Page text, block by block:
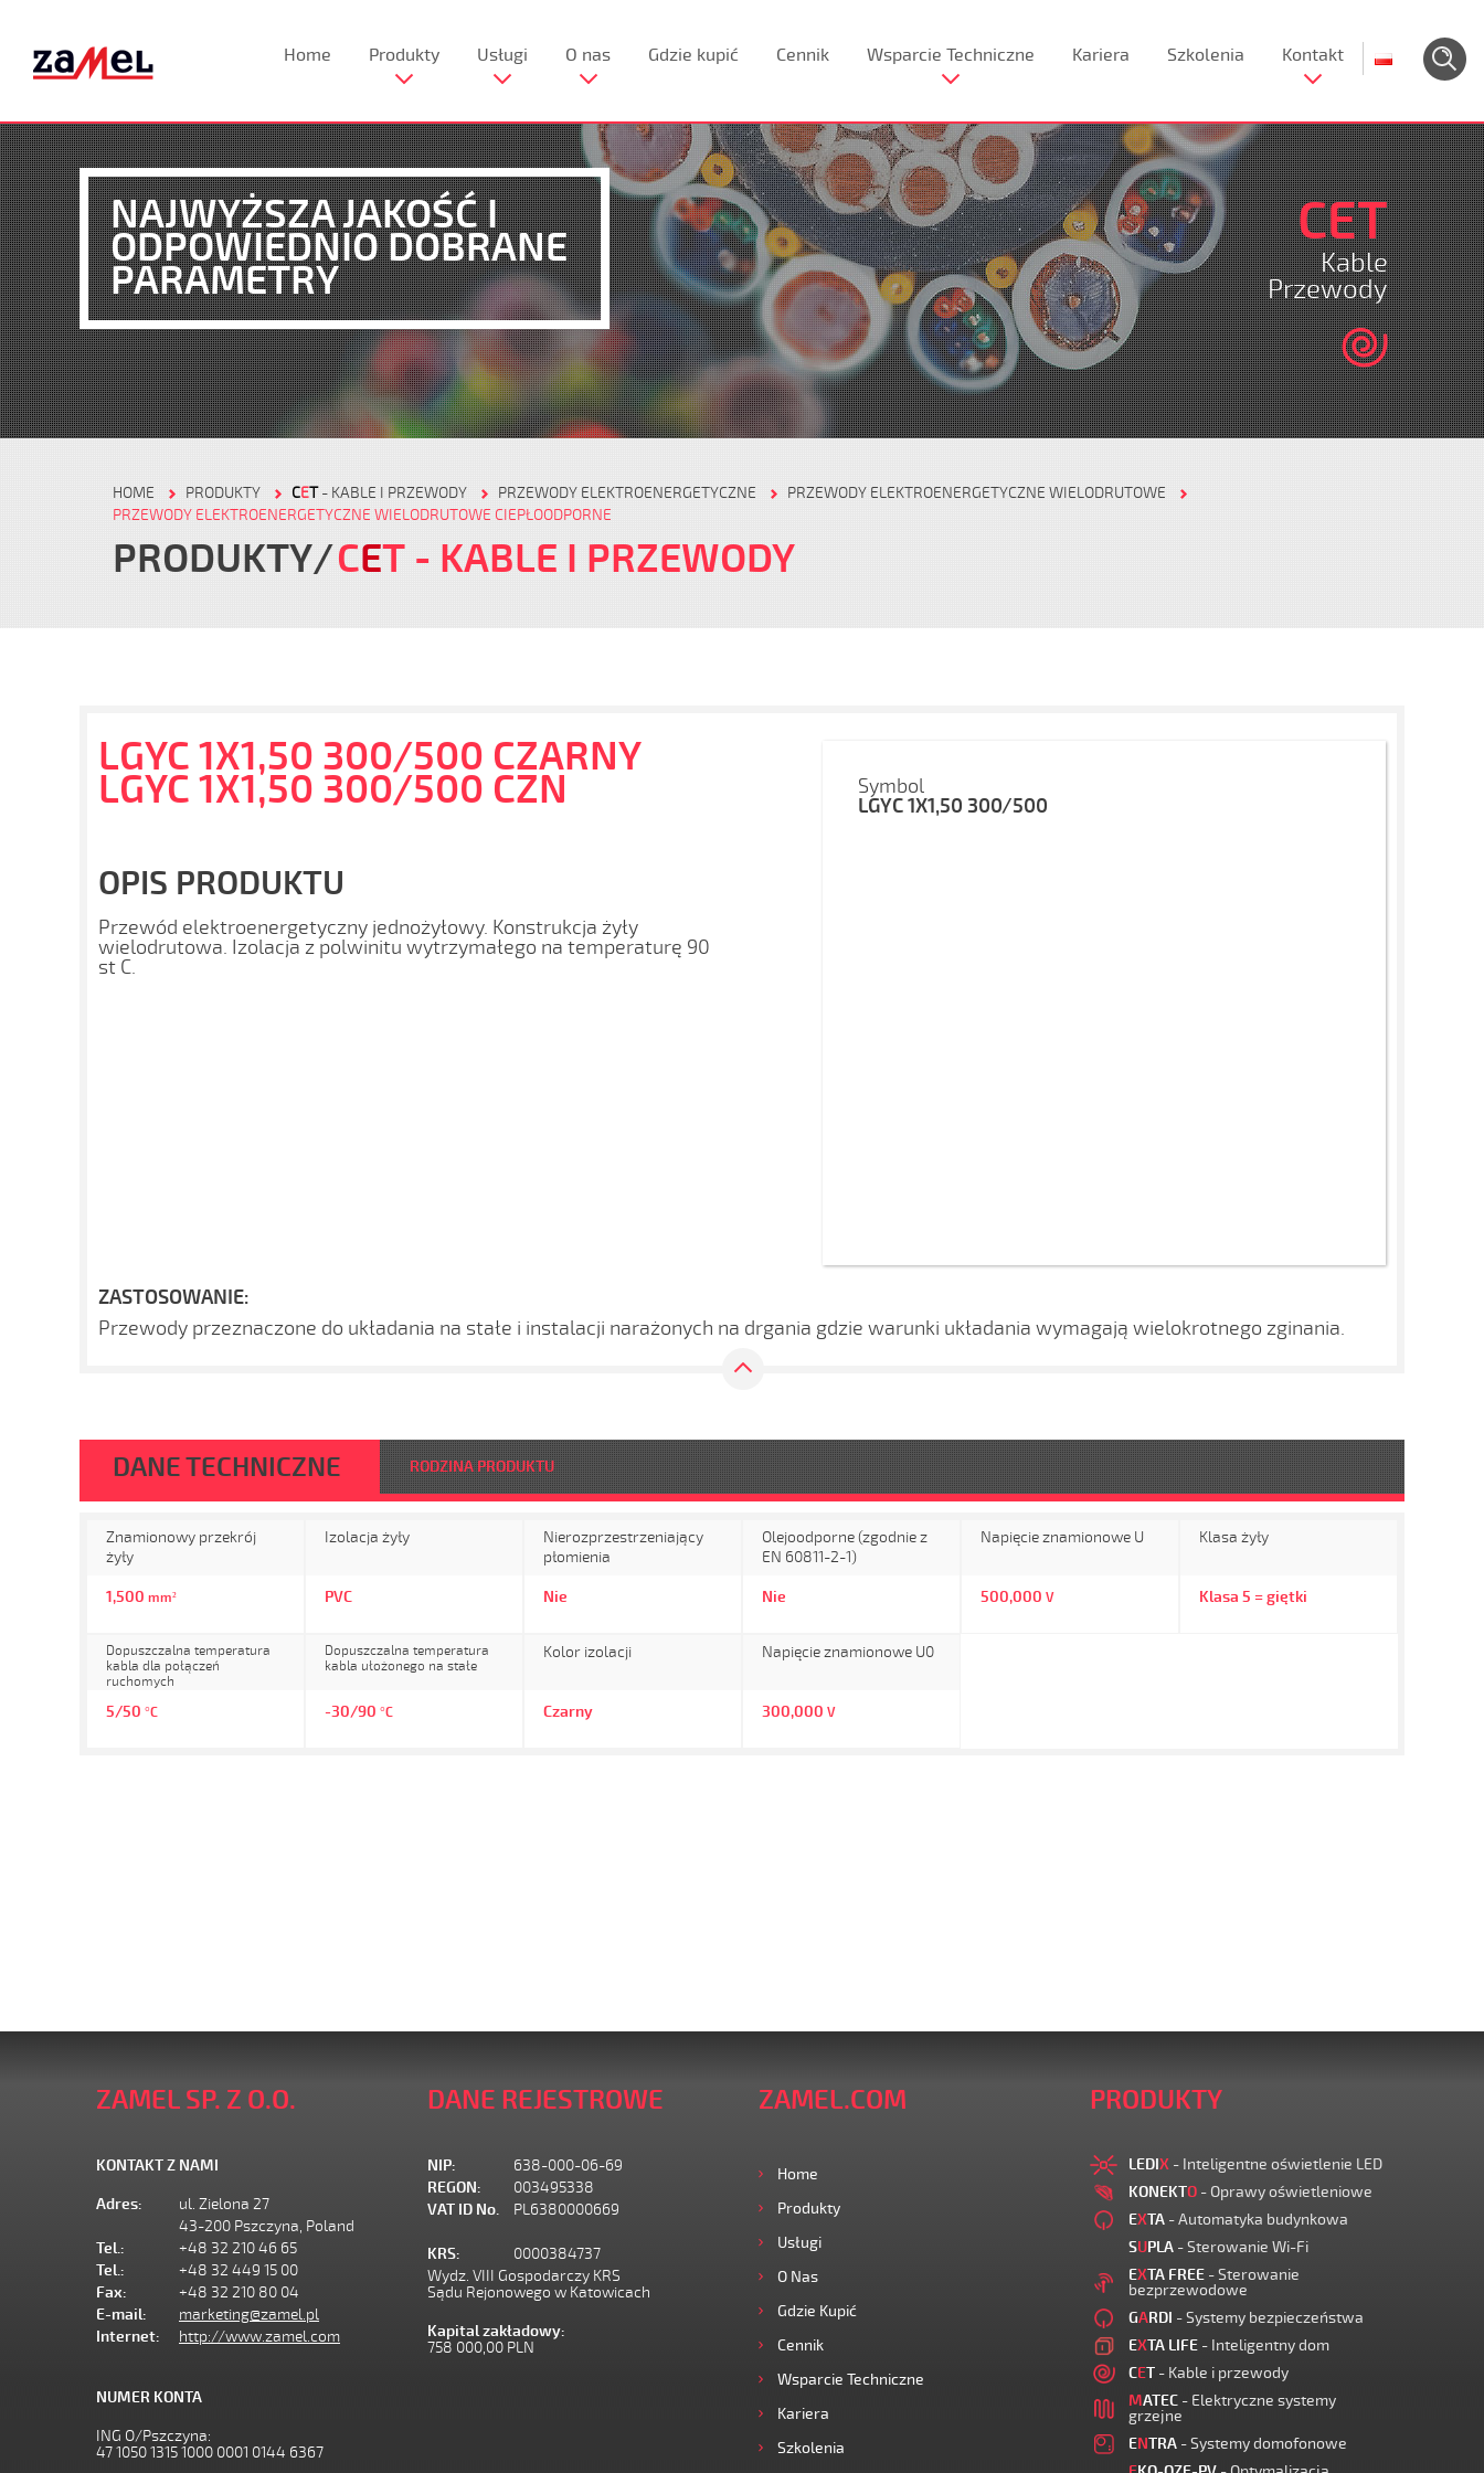
Home Produkty Usługi O nas Gdzie kupić Cennik Wsparcie Techniczne Kariera Szkolenia Kontakt
NAJWYŻSZA JAKOŚĆ I
ODPOWIEDNIO DOBRANE
PARAMETRY
CET
Kable
Przewody
HOME PRODUKTY CET- KABLE I PRZEWODY PRZEWODY ELEKTROENERGETYCZNE
PRZEWODY ELEKTROENERGETYCZNE WIELODRUTOWE
PRZEWODY ELEKTROENERGETYCZNE WIELODRUTOWE CIEPŁOODPORNE
PRODUKTY CET - KABLE I PRZEWODY
LGYC 1X1,50 300/500 CZARNY
LGYC 1X1,50 300/500 CZN
OPIS PRODUKTU
Przewód elektroenergetyczny jednożyłowy. Konstrukcja żyły
wielodrutowa. Izolacja z polwinitu wytrzymałego na temperaturę 90
st C.
Symbol
LGYC 1X1,50 300/500
ZASTOSOWANIE:
Przewody przeznaczone do układania na stałe i instalacji narażonych na drgania gdzie warunki układania wymagają wielokrotnego zginania.
DANE TECHNICZNE RODZINA PRODUKTU
Znamionowy przekrój
żyły
1,500 mm²
Izolacja żyły
PVC
Nierozprzestrzeniający
płomienia
Nie
Olejoodporne (zgodnie z
EN 60811-2-1)
Nie
Napięcie znamionowe U
500,000 V
Klasa żyły
Klasa 5 = giętki
Dopuszczalna temperatura
kabla dla połączeń
ruchomych
5/50 °C
Dopuszczalna temperatura
kabla ułożonego na stałe
-30/90 °C
Kolor izolacji
Czarny
Napięcie znamionowe U0
300,000 V
ZAMEL SP. Z O.O.
KONTAKT Z NAMI
Adres:
ul. Zielona 27
43-200 Pszczyna, Poland
Tel.:
+48 32 210 46 65
Tel.:
+48 32 449 15 00
Fax:
+48 32 210 80 04
E-mail:
marketing@zamel.pl
Internet:
http://www.zamel.com
NUMER KONTA
ING O/Pszczyna:
47 1050 1315 1000 0001 0144 6367
DANE REJESTROWE
NIP:
638-000-06-69
REGON:
003495338
VAT ID No.
PL6380000669
KRS:
0000384737
Wydz. VIII Gospodarczy KRS
Sądu Rejonowego w Katowicach
Kapital zakładowy:
758 000,00 PLN
ZAMEL.COM
Home
Produkty
Usługi
O Nas
Gdzie Kupić
Cennik
Wsparcie Techniczne
Kariera
Szkolenia
PRODUKTY
LEDIX - Inteligentne oświetlenie LED
KONEKTO - Oprawy oświetleniowe
EXTA - Automatyka budynkowa
SUPLA - Sterowanie Wi-Fi
EXTA FREE - Sterowanie
bezprzewodowe
GARDI - Systemy bezpieczeństwa
EXTA LIFE - Inteligentny dom
CET - Kable i przewody
MATEC - Elektryczne systemy
grzejne
ENTRA - Systemy domofonowe